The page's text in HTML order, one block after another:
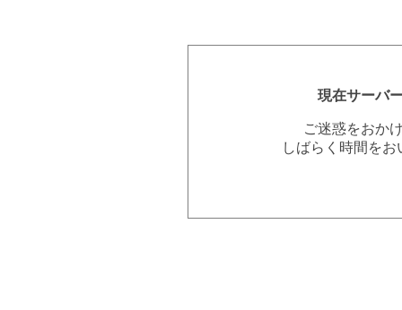
現在サーバ
ご迷惑をおか
しばらく時間を